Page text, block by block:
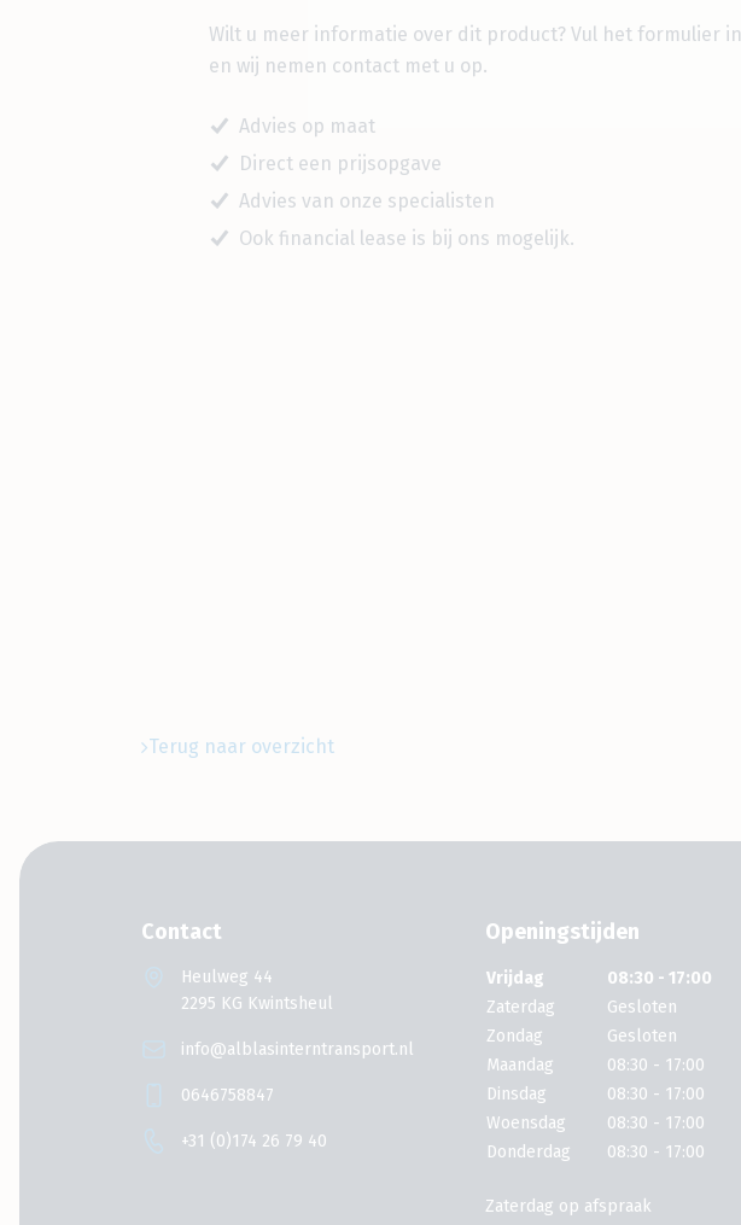
Wilt u meer informatie over dit product? Vul het formulier in
en wij nemen contact met u op.
Advies op maat
Direct een prijsopgave
Advies van onze specialisten
Ook financial lease is bij ons mogelijk.
Terug naar overzicht
Contact
Heulweg 44
2295 KG Kwintsheul
info@alblasinterntransport.nl
0646758847
+31 (0)174 26 79 40
Openingstijden
Vrijdag
08:30 - 17:00
Zaterdag
Gesloten
Zondag
Gesloten
Maandag
08:30 - 17:00
Dinsdag
08:30 - 17:00
Woensdag
08:30 - 17:00
Donderdag
08:30 - 17:00
Zaterdag op afspraak